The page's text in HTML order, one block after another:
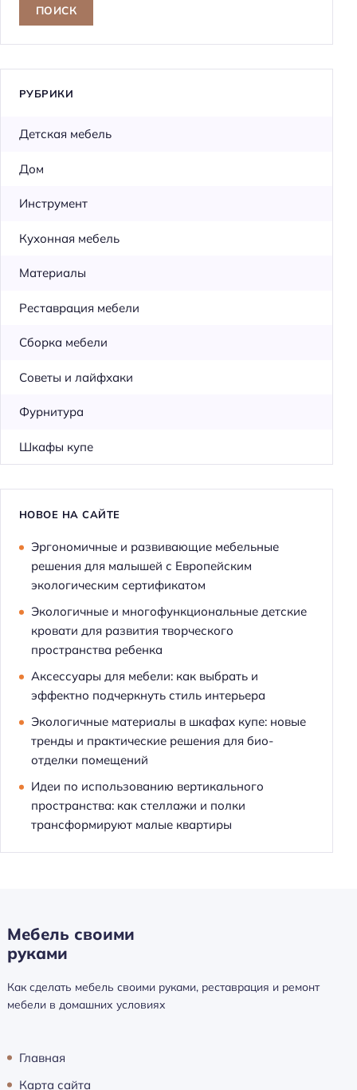
и
РУБРИКИ
Детская мебель
Дом
Инструмент
Кухонная мебель
Материалы
Реставрация мебели
Сборка мебели
Советы и лайфхаки
Фурнитура
Шкафы купе
НОВОЕ НА САЙТЕ
Эргономичные и развивающие мебельные
решения для малышей с Европейским
экологическим сертификатом
Экологичные и многофункциональные детские
кровати для развития творческого
пространства ребенка
Аксессуары для мебели: как выбрать и
эффектно подчеркнуть стиль интерьера
Экологичные материалы в шкафах купе: новые
тренды и практические решения для био-
отделки помещений
Идеи по использованию вертикального
пространства: как стеллажи и полки
трансформируют малые квартиры
Мебель своими
руками
Как сделать мебель своими руками, реставрация и ремонт
мебели в домашних условиях
Главная
Карта сайта